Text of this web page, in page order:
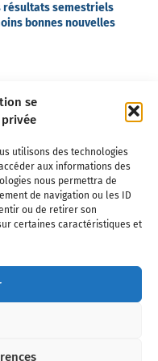
se
utilisons des technologies
aux informations des
nous permettra de
de navigation ou les ID
ou de retirer son
certaines caractéristiques et
résultats semestriels
bonnes nouvelles
Partenaires
confidentialité Cookies
l'aviation d'affaires, les
spatiale. Toute reproduction,
du Journal de l’Aviation.